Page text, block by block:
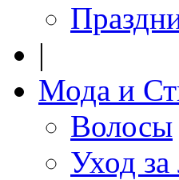
|
Мода и
Волосы
Уход